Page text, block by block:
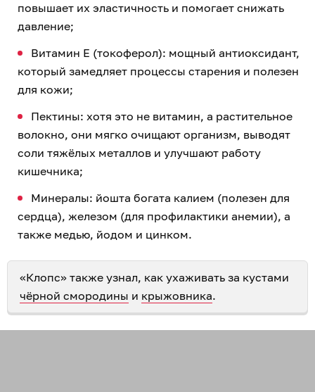
повышает их эластичность и помогает снижать
давление;
Витамин E (токоферол): мощный антиоксидант,
который замедляет процессы старения и полезен
для кожи;
Пектины: хотя это не витамин, а растительное
волокно, они мягко очищают организм, выводят
соли тяжёлых металлов и улучшают работу
кишечника;
Минералы: йошта богата калием (полезен для
сердца), железом (для профилактики анемии), а
также медью, йодом и цинком.
«Клопс» также узнал, как ухаживать за кустами
чёрной смородины и крыжовника.